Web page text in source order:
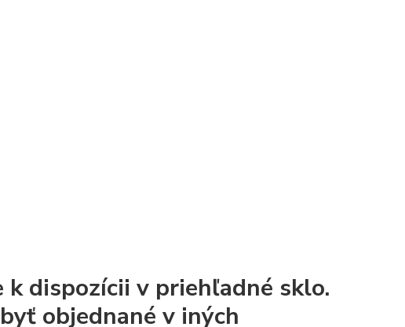
k dispozícii v priehľadné sklo.
objednané v iných